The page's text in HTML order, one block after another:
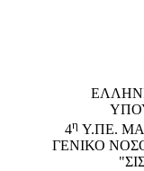
4η Υ.ΠΕ.
ΓΕΝΙΚΟ